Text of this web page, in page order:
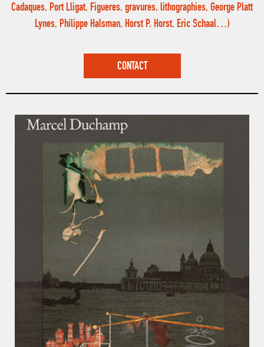
Cadaques, Port Lligat, Figueres, gravures, lithographies, George Platt
Lynes, Philippe Halsman, Horst P. Horst, Eric Schaal…)
CONTACT